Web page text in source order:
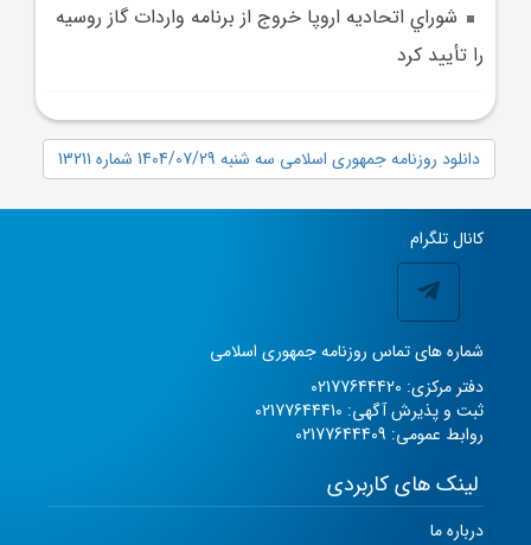
شوراي اتحاديه اروپا خروج از برنامه واردات گاز روسيه
را تأييد کرد
دانلود روزنامه جمهوری اسلامی سه شنبه 1404/07/29 شماره 13211
کانال تلگرام
شماره های تماس روزنامه جمهوری اسلامی
دفتر مرکزی: 02177644420
ثبت و پذیرش آگهی: 02177644410
روابط عمومی: 02177644409
لینک های کاربردی
درباره ما